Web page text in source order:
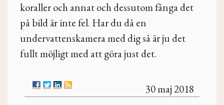
koraller och annat och dessutom fånga det
på bild är inte fel. Har du då en
undervattenskamera med dig så är ju det
fullt möjligt med att göra just det.
30 maj 2018